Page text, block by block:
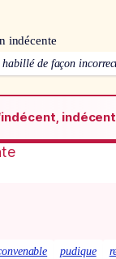
indécente
habillé de façon
pudique